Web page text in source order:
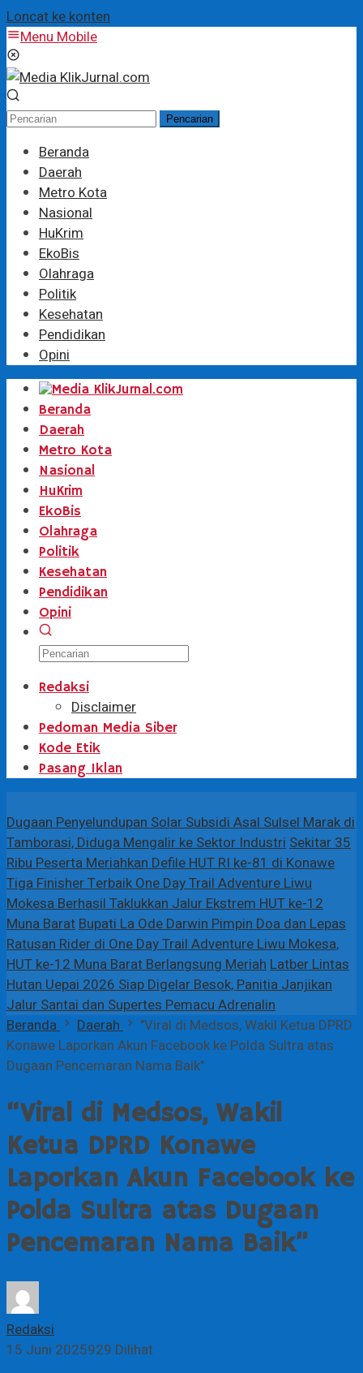
Loncat ke konten
Menu Mobile
Pencarian
Beranda
Daerah
Metro Kota
Nasional
HuKrim
EkoBis
Olahraga
Politik
Kesehatan
Pendidikan
Opini
Beranda
Daerah
Metro Kota
Nasional
HuKrim
EkoBis
Olahraga
Politik
Kesehatan
Pendidikan
Opini
Redaksi
Disclaimer
Pedoman Media Siber
Kode Etik
Pasang Iklan
Dugaan Penyelundupan Solar Subsidi Asal Sulsel Marak di
Tamborasi, Diduga Mengalir ke Sektor IndustriSekitar 35
Ribu Peserta Meriahkan Defile HUT RI ke-81 di Konawe
Tiga Finisher Terbaik One Day Trail Adventure Liwu
Mokesa Berhasil Taklukkan Jalur Ekstrem HUT ke-12
Muna BaratBupati La Ode Darwin Pimpin Doa dan Lepas
Ratusan Rider di One Day Trail Adventure Liwu Mokesa,
HUT ke-12 Muna Barat Berlangsung MeriahLatber Lintas
Hutan Uepai 2026 Siap Digelar Besok, Panitia Janjikan
Jalur Santai dan Supertes Pemacu Adrenalin
Beranda
Daerah
"Viral di Medsos, Wakil Ketua DPRD
Konawe Laporkan Akun Facebook ke Polda Sultra atas
Dugaan Pencemaran Nama Baik"
“Viral di Medsos, Wakil
Ketua DPRD Konawe
Laporkan Akun Facebook ke
Polda Sultra atas Dugaan
Pencemaran Nama Baik”
Redaksi
15 Juni 2025929 Dilihat